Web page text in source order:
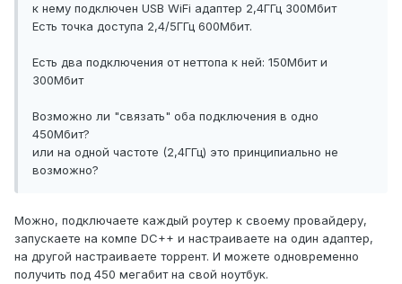
к нему подключен USB WiFi адаптер 2,4ГГц 300Мбит
Есть точка доступа 2,4/5ГГц 600Мбит.
Есть два подключения от неттопа к ней: 150Мбит и
300Мбит
Возможно ли "связать" оба подключения в одно
450Мбит?
или на одной частоте (2,4ГГц) это принципиально не
возможно?
Можно, подключаете каждый роутер к своему провайдеру,
запускаете на компе DC++ и настраиваете на один адаптер,
на другой настраиваете торрент. И можете одновременно
получить под 450 мегабит на свой ноутбук.